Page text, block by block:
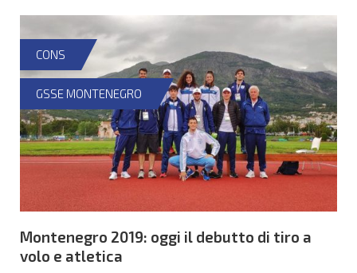
CONS
GSSE MONTENEGRO
Montenegro 2019: oggi il debutto di tiro a
volo e atletica